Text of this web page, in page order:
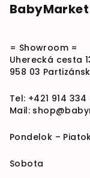
BabyMarket
= Showroom =
Uherecká cesta
958 03
Tel: +421 914 334
Mail:
Pondelok –
Sobota